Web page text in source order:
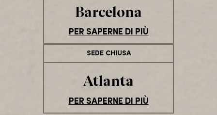
Barcelona
PER SAPERNE DI PIÙ
SEDE CHIUSA
Atlanta
PER SAPERNE DI PIÙ